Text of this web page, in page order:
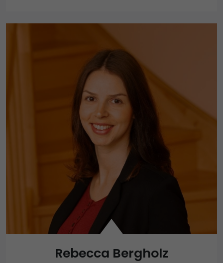
Rebecca Bergholz